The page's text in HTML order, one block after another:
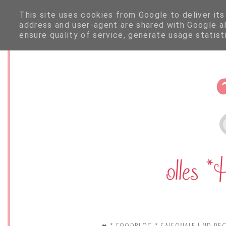
This site uses cookies from Google to deliver
address and user-agent are shared with
ensure quality of service, generate usage